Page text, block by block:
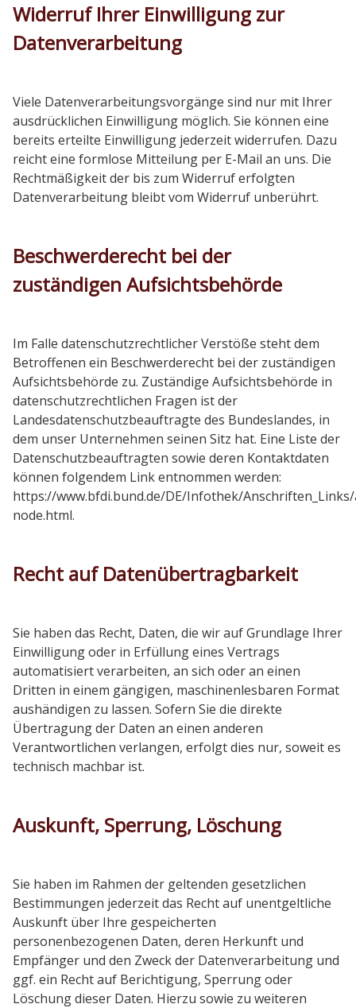
Widerruf Ihrer Einwilligung zur
Datenverarbeitung
Viele Datenverarbeitungsvorgänge sind nur mit Ihrer
ausdrücklichen Einwilligung möglich. Sie können eine
bereits erteilte Einwilligung jederzeit widerrufen. Dazu
reicht eine formlose Mitteilung per E-Mail an uns. Die
Rechtmäßigkeit der bis zum Widerruf erfolgten
Datenverarbeitung bleibt vom Widerruf unberührt.
Beschwerderecht bei der
zuständigen Aufsichtsbehörde
Im Falle datenschutzrechtlicher Verstöße steht dem
Betroffenen ein Beschwerderecht bei der zuständigen
Aufsichtsbehörde zu. Zuständige Aufsichtsbehörde in
datenschutzrechtlichen Fragen ist der
Landesdatenschutzbeauftragte des Bundeslandes, in
dem unser Unternehmen seinen Sitz hat. Eine Liste der
Datenschutzbeauftragten sowie deren Kontaktdaten
können folgendem Link entnommen werden:
https://www.bfdi.bund.de/DE/Infothek/
node.html.
Recht auf Datenübertragbarkeit
Sie haben das Recht, Daten, die wir auf Grundlage Ihrer
Einwilligung oder in Erfüllung eines Vertrags
automatisiert verarbeiten, an sich oder an einen
Dritten in einem gängigen, maschinenlesbaren Format
aushändigen zu lassen. Sofern Sie die direkte
Übertragung der Daten an einen anderen
Verantwortlichen verlangen, erfolgt dies nur, soweit es
technisch machbar ist.
Auskunft, Sperrung, Löschung
Sie haben im Rahmen der geltenden gesetzlichen
Bestimmungen jederzeit das Recht auf unentgeltliche
Auskunft über Ihre gespeicherten
personenbezogenen Daten, deren Herkunft und
Empfänger und den Zweck der Datenverarbeitung und
ggf. ein Recht auf Berichtigung, Sperrung oder
Löschung dieser Daten. Hierzu sowie zu weiteren